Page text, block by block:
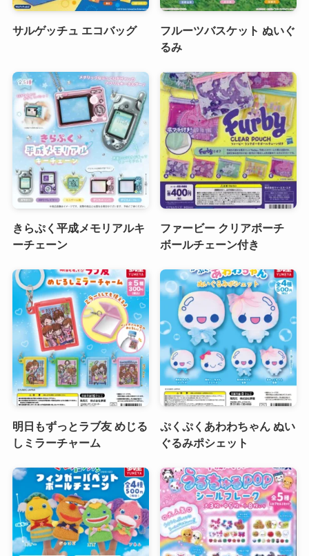
サルゲッチュ エコバッグ
フルーツバスケット ぬいぐ
るみ
きらぷく平成メモリアルキ
ーチェーン
ファービー クリアポーチ
ボールチェーン付き
明日もずっとラブ友 めじる
しミラーチャーム
ぷくぷくあわわちゃん ぬい
ぐるみポシェット